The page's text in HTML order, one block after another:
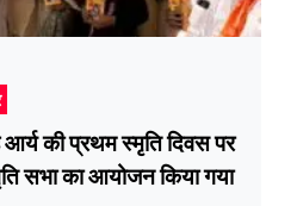
की प्रथम स्मृति दिवस पर
सभा का आयोजन किया गया